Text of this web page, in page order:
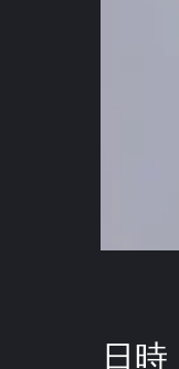
日